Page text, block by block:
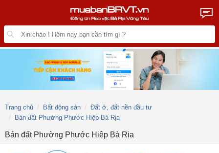
Trang chủ Bất động sản
Đất ở, đất nền đầu tư
Bán đất Phường Phước Hiệp Bà Rịa
Bán đất Phường Phước Hiệp Bà Rịa